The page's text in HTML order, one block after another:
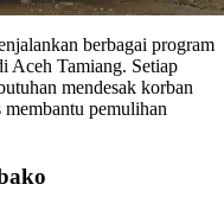
berbagai program
Aceh Tamiang. Setiap
mendesak korban
pemulihan